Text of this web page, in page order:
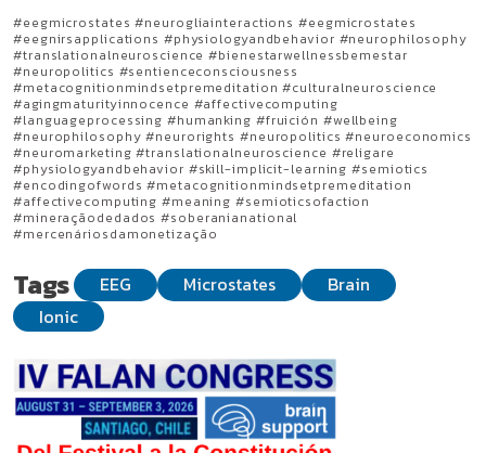
#eegmicrostates #neurogliainteractions #eegmicrostates
#eegnirsapplications #physiologyandbehavior #neurophilosophy
#translationalneuroscience #bienestarwellnessbemestar
#neuropolitics #sentienceconsciousness
#metacognitionmindsetpremeditation #culturalneuroscience
#agingmaturityinnocence #affectivecomputing
#languageprocessing #humanking #fruición #wellbeing
#neurophilosophy #neurorights #neuropolitics #neuroeconomics
#neuromarketing #translationalneuroscience #religare
#physiologyandbehavior #skill-implicit-learning #semiotics
#encodingofwords #metacognitionmindsetpremeditation
#affectivecomputing #meaning #semioticsofaction
#mineraçãodedados #soberanianational
#mercenáriosdamonetização
Tags EEG Microstates
Brain
Ionic